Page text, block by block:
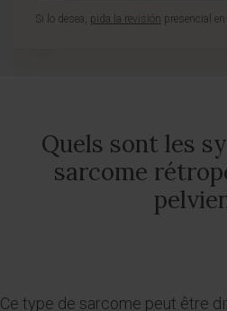
Si lo desea, pida la revisión presencial
Quels sont les
sarcome
Ce type de sarcome peut être